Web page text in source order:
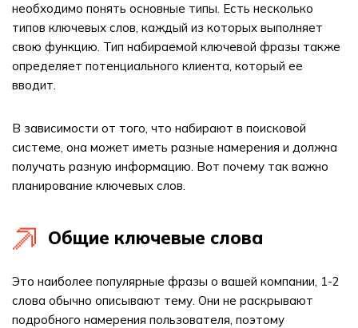
необходимо понять основные типы. Есть несколько
типов ключевых слов, каждый из которых выполняет
свою функцию. Тип набираемой ключевой фразы также
определяет потенциального клиента, который ее
вводит.
В зависимости от того, что набирают в поисковой
системе, она может иметь разные намерения и должна
получать разную информацию. Вот почему так важно
планирование ключевых слов.
Общие ключевые слова
Это наиболее популярные фразы о вашей компании, 1-2
слова обычно описывают тему. Они не раскрывают
подробного намерения пользователя, поэтому